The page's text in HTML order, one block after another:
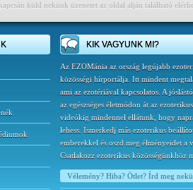
küld nekünk üzenetet az oldal alján található
KIK VAGYUNK MI?
Az EZOMánia az ország legújabb
közösségi hírportálja. Itt mindent
ami az ezotériával kapcsolatos. A
az egészséges életmódon át az ezoterikus
videókig mindennel ellátunk, hogy
lehess. Ismerkedj más ezoterikus
emberekkel és oszd meg élményeidet a
Csatlakozz ezoterikus közösségünkhöz
Vélemény? Hiba? Ötlet? Írd meg